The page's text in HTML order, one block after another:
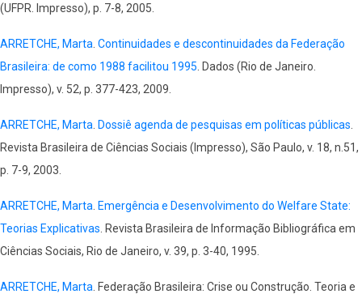
(UFPR. Impresso), p. 7-8, 2005.
ARRETCHE, Marta Continuidades e descontinuidades da Federação
Brasileira: de como 1988 facilitou 1995 . Dados (Rio de Janeiro.
Impresso), v. 52, p. 377-423, 2009.
ARRETCHE, Marta Dossiê agenda de pesquisas em políticas públicas
Revista Brasileira de Ciências Sociais (Impresso), São Paulo, v. 18, n.51,
p. 7-9, 2003.
ARRETCHE, Marta Emergência e Desenvolvimento do Welfare State:
Teorias Explicativas . Revista Brasileira de Informação Bibliográfica em
Ciências Sociais, Rio de Janeiro, v. 39, p. 3-40, 1995.
ARRETCHE, Marta . Federação Brasileira: Crise ou Construção. Teoria e